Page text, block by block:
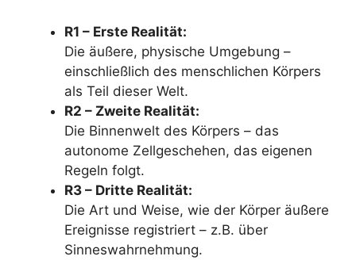
R1 – Erste Realität:
Die äußere, physische Umgebung –
einschließlich des menschlichen Körpers
als Teil dieser Welt.
R2 – Zweite Realität:
Die Binnenwelt des Körpers – das
autonome Zellgeschehen, das eigenen
Regeln folgt.
R3 – Dritte Realität:
Die Art und Weise, wie der Körper äußere
Ereignisse registriert – z.B. über
Sinneswahrnehmung.